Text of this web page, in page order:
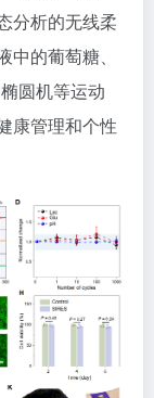
分析的无线柔
的葡萄糖、
圆机等运动
康管理和个性